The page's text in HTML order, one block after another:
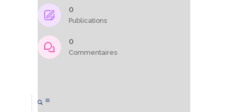
0
Publications
0
Commentaires